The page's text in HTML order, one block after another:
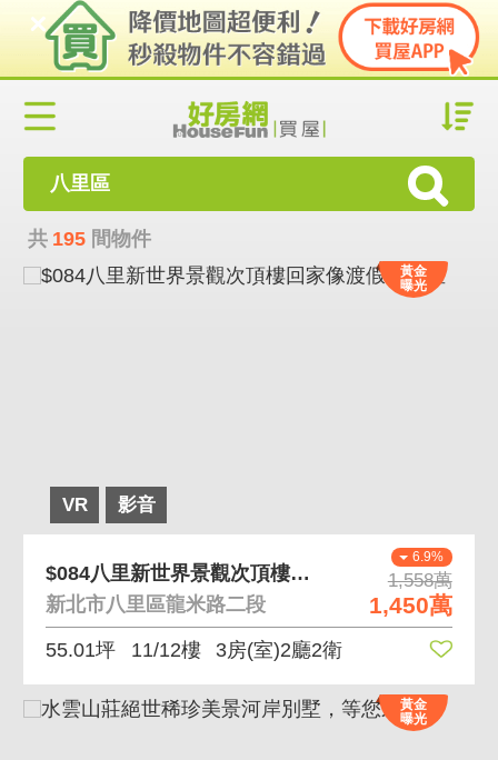
八里區
共 195 間物件
VR 影音
黃金
曝光
6.9%
1,558萬
1,450萬
$084八里新世界景觀次頂樓回家像渡假溫泉屋
新北市八里區龍米路二段
55.01坪 11/12樓 3房(室)2廳2衛
黃金
曝光